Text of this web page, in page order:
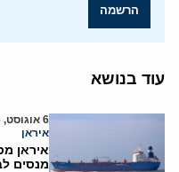
הרשמה
עוד בנושא
6 אוגוסט, 2026
איראן
איראן
מנסים